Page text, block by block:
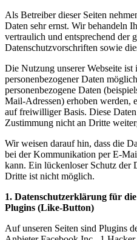
Als Betreiber dieser Seiten
Daten sehr ernst. Wir behandeln
vertraulich und entsprechend der
Datenschutzvorschriften sowie
Die Nutzung unserer Webseite ist
personenbezogener Daten
personenbezogene Daten
Mail-Adressen) erhoben werden,
auf freiwilliger Basis. Diese
Zustimmung nicht an Dritte
Wir weisen darauf hin, dass die
bei der Kommunikation per E-
kann. Ein lückenloser Schutz der
Dritte ist nicht möglich.
1. Datenschutzerklärung für
Plugins (Like-Button)
Auf unseren Seiten sind Plugins